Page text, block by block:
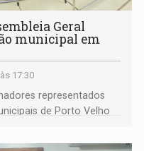
Geral
municipal em
17:30
representados
de Porto Velho